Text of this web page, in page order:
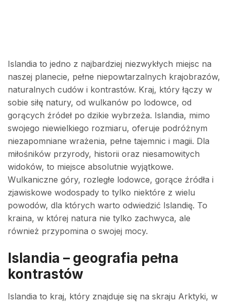
Islandia to jedno z najbardziej niezwykłych miejsc na
naszej planecie, pełne niepowtarzalnych krajobrazów,
naturalnych cudów i kontrastów. Kraj, który łączy w
sobie siłę natury, od wulkanów po lodowce, od
gorących źródeł po dzikie wybrzeża. Islandia, mimo
swojego niewielkiego rozmiaru, oferuje podróżnym
niezapomniane wrażenia, pełne tajemnic i magii. Dla
miłośników przyrody, historii oraz niesamowitych
widoków, to miejsce absolutnie wyjątkowe.
Wulkaniczne góry, rozległe lodowce, gorące źródła i
zjawiskowe wodospady to tylko niektóre z wielu
powodów, dla których warto odwiedzić Islandię. To
kraina, w której natura nie tylko zachwyca, ale
również przypomina o swojej mocy.
Islandia – geografia pełna
kontrastów
Islandia to kraj, który znajduje się na skraju Arktyki, w